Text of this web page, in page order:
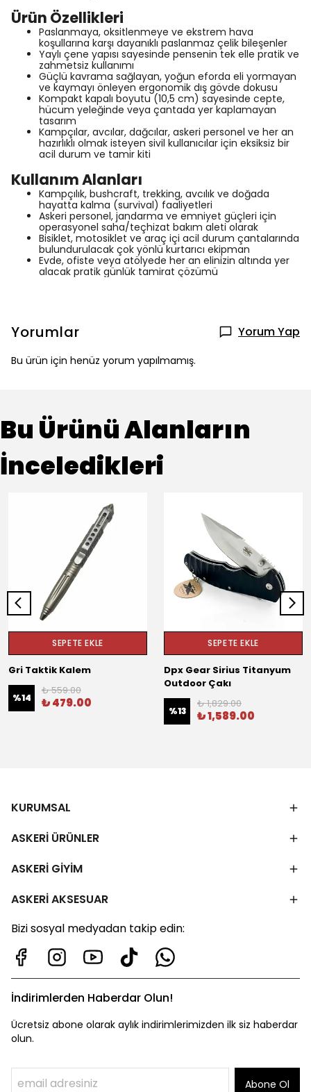
Ürün Özellikleri
Paslanmaya, oksitlenmeye ve ekstrem hava
koşullarına karşı dayanıklı paslanmaz çelik bileşenler
Yaylı çene yapısı sayesinde pensenin tek elle pratik ve
zahmetsiz kullanımı
Güçlü kavrama sağlayan, yoğun eforda eli yormayan
ve kaymayı önleyen ergonomik dış gövde dokusu
Kompakt kapalı boyutu (10,5 cm) sayesinde cepte,
hücum yeleğinde veya çantada yer kaplamayan
tasarım
Kampçılar, avcılar, dağcılar, askeri personel ve her an
hazırlıklı olmak isteyen sivil kullanıcılar için eksiksiz bir
acil durum ve tamir kiti
Kullanım Alanları
Kampçılık, bushcraft, trekking, avcılık ve doğada
hayatta kalma (survival) faaliyetleri
Askeri personel, jandarma ve emniyet güçleri için
operasyonel saha/teçhizat bakım aleti olarak
Bisiklet, motosiklet ve araç içi acil durum çantalarında
bulundurulacak çok yönlü kurtarıcı ekipman
Evde, ofiste veya atölyede her an elinizin altında yer
alacak pratik günlük tamirat çözümü
Yorumlar Yorum Yap
Bu ürün için henüz yorum yapılmamış.
Bu Ürünü Alanların
İnceledikleri
SEPETE EKLE
Gri Taktik Kalem
%14
₺ 559.00
₺ 479.00
SEPETE EKLE
Dpx Gear Sirius Titanyum
Outdoor Çakı
%13
₺ 1,829.00
₺ 1,589.00
KURUMSAL
ASKERİ ÜRÜNLER
ASKERİ GİYİM
ASKERİ AKSESUAR
Bizi sosyal medyadan takip edin:
İndirimlerden Haberdar Olun!
Ücretsiz abone olarak aylık indirimlerimizden ilk siz haberdar
olun.
Abone Ol